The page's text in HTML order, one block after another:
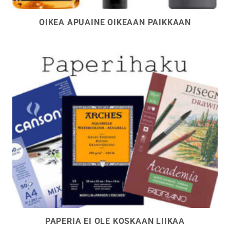
OIKEA APUAINE OIKEAAN PAIKKAAN
PAPERIA EI OLE KOSKAAN LIIKAA